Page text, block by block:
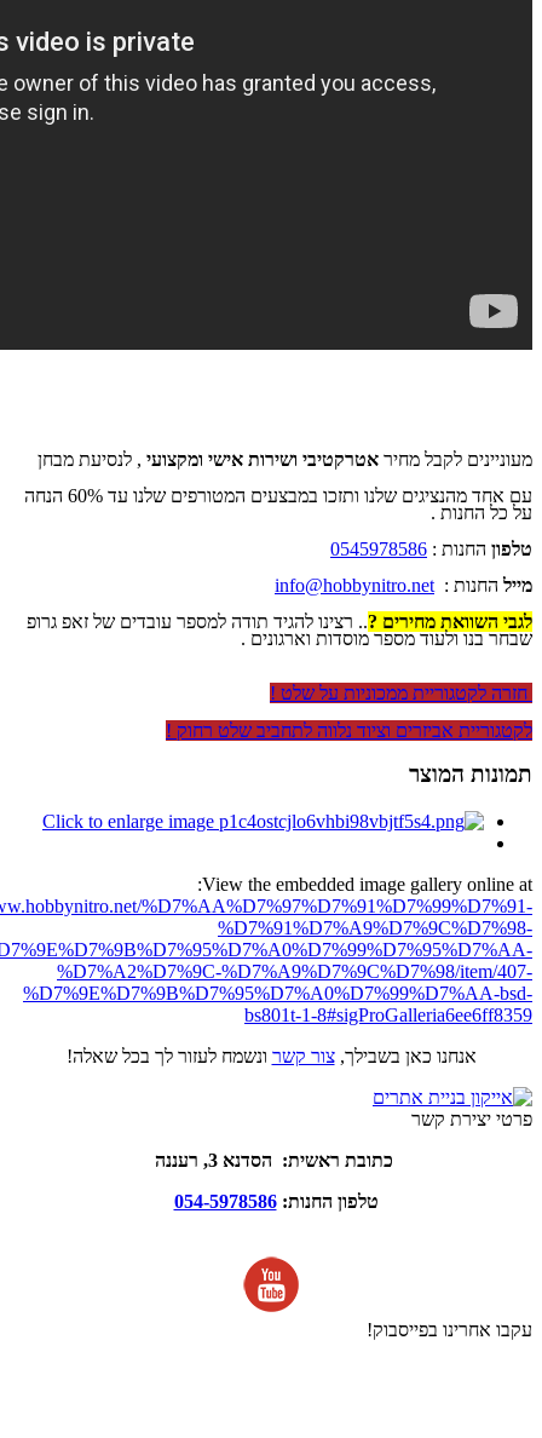
מעוניינים לקבל מחיר אטרקטיבי ושירות אישי ומקצועי , לנסיעת מבחן
עם אחד מהנציגים שלנו ותזכו במבצעים המטורפים שלנו עד 60% הנחה
על כל החנות .
טלפון החנות : 0545978586
מייל החנות : info@hobbynitro.net
לגבי השוואת מחירים ?.. רצינו להגיד תודה למספר עובדים של זאפ גרופ
שבחר בנו ולעוד מספר מוסדות וארגונים .
חזרה לקטגוריית ממכוניות על שלט !
לקטגוריית אביזרים וציוד נלווה לתחביב שלט רחוק !
תמונות המוצר
View the embedded image gallery online at:
%D7%AA%D7%97%D7%91%D7%99%D7%91-
%D7%91%D7%A9%D7%9C%D7%98-
%D7%A2%D7%9C-%D7%A9%D7%9C%D7%98/item/407-
%D7%9E%D7%9B%D7%95%D7%A0%D7%99%D7%AA-bsd-
bs801t-1-8#sigProGalleria6ee6ff8359
אנחנו כאן בשבילך,צור קשר ונשמח לעזור לך בכל שאלה!
פרטי יצירת קשר
כתובת ראשית: הסדנא 3, רעננה
טלפון החנות:054-5978586
עקבו אחרינו בפייסבוק!